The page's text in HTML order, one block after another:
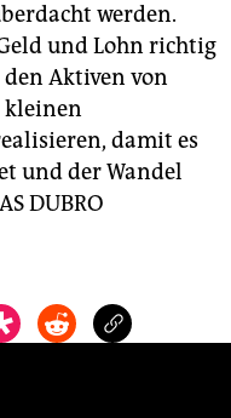
werden.
und Lohn richtig
Aktiven von
kleinen
damit es
und der Wandel
DUBRO